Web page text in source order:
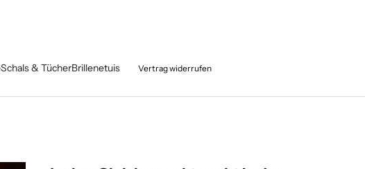
Schals & TücherBrillenetuis Vertrag widerrufen